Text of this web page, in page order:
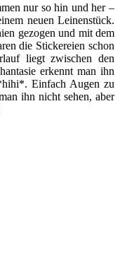
nur so hin und her –
neuen Leinenstück.
gezogen und mit dem
die Stickereien schon
liegt zwischen den
erkennt man ihn
Einfach Augen zu
ihn nicht sehen, aber